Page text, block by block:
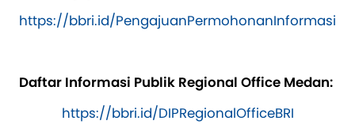
https://bbri.id/PengajuanPermohonanInformasi
Daftar Informasi Publik Regional Office Medan:
https://bbri.id/DIPRegionalOfficeBRI